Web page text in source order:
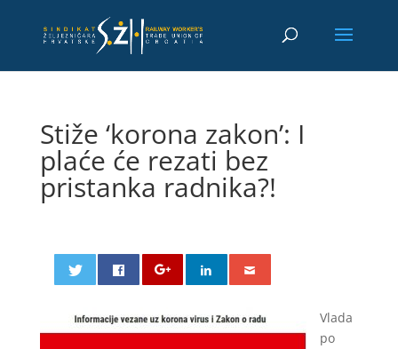
Stiže ‘korona zakon’: I
plaće će rezati bez
pristanka radnika?!
Vlada
po